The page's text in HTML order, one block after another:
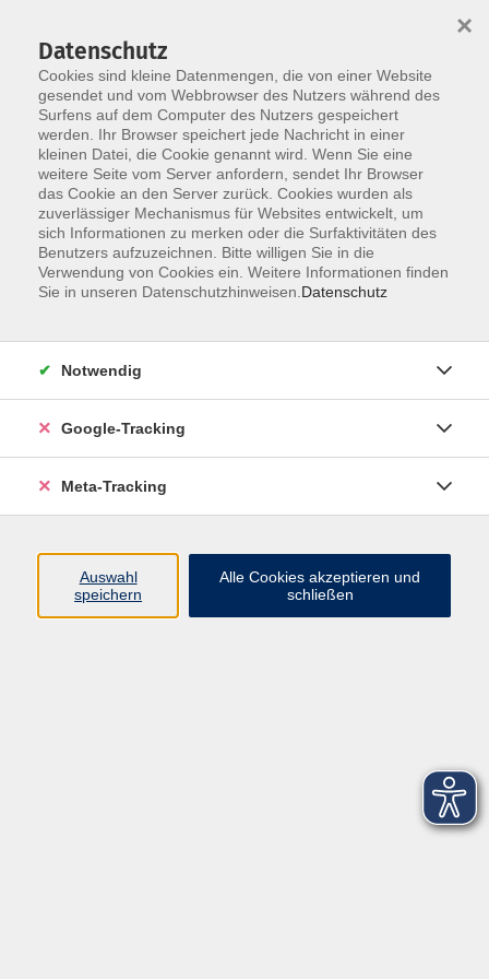
Skip to main content
Der Kurs konnte nicht gefunden werden.
Über uns
Datenschutz
Cookies sind kleine Datenmengen, die von einer Website
gesendet und vom Webbrowser des Nutzers während des
Surfens auf dem Computer des Nutzers gespeichert
werden. Ihr Browser speichert jede Nachricht in einer
kleinen Datei, die Cookie genannt wird. Wenn Sie eine
weitere Seite vom Server anfordern, sendet Ihr Browser
das Cookie an den Server zurück. Cookies wurden als
zuverlässiger Mechanismus für Websites entwickelt, um
sich Informationen zu merken oder die Surfaktivitäten des
Benutzers aufzuzeichnen. Bitte willigen Sie in die
Verwendung von Cookies ein. Weitere Informationen finden
Sie in unseren Datenschutzhinweisen. Datenschutz
×
Notwendig
Google-Tracking
Meta-Tracking
Auswahl
speichern
Alle Cookies akzeptieren und
schließen